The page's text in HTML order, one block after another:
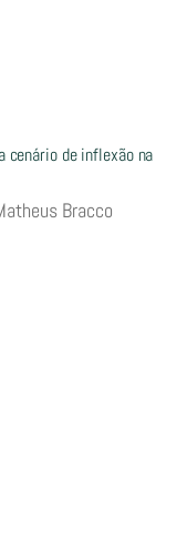
cenário de inflexão na
Bracco